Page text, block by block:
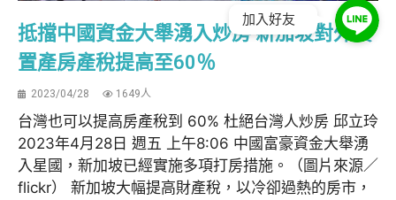
抵擋中國資金大舉湧入炒房 新加坡對外資
置產房產稅提高至60％
2023/04/28 1649人
台灣也可以提高房產稅到 60% 杜絕台灣人炒房 邱立玲
2023年4月28日 週五 上午8:06 中國富豪資金大舉湧
入星國，新加坡已經實施多項打房措施。（圖片來源／
flickr） 新加坡大幅提高財產稅，以冷卻過熱的房市，
加入好友